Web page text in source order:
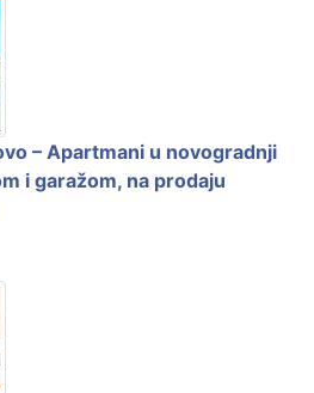
– Apartmani u novogradnji
i garažom, na prodaju